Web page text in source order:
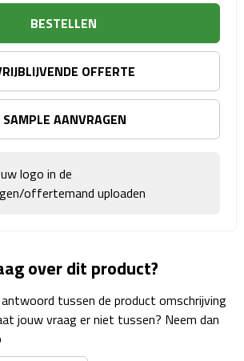
BESTELLEN
OFFERTE
SAMPLE AANVRAGEN
logo in de
offertemand uploaden
over dit product?
tussen de product omschrijving
jouw vraag er niet tussen? Neem dan